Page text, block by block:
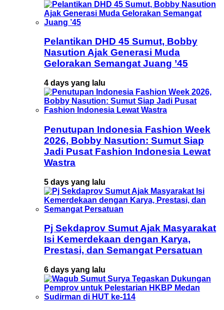
Pelantikan DHD 45 Sumut, Bobby
Nasution Ajak Generasi Muda
Gelorakan Semangat Juang ’45
4 days yang lalu
Penutupan Indonesia Fashion Week
2026, Bobby Nasution: Sumut Siap
Jadi Pusat Fashion Indonesia Lewat
Wastra
5 days yang lalu
Pj Sekdaprov Sumut Ajak Masyarakat
Isi Kemerdekaan dengan Karya,
Prestasi, dan Semangat Persatuan
6 days yang lalu